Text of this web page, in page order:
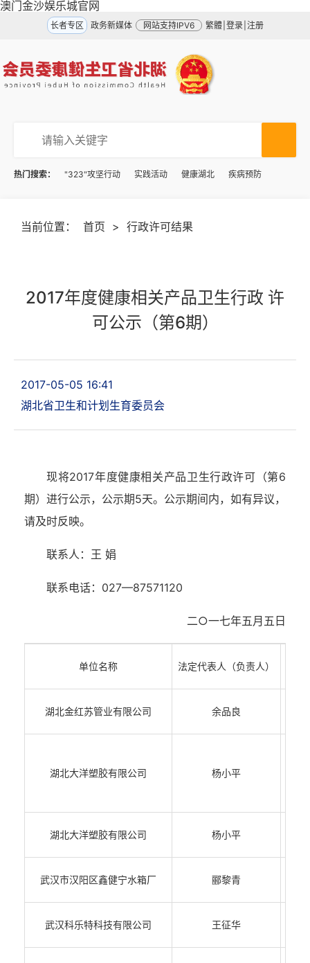
澳门金沙娱乐城官网
长者专区 政务新媒体 网站支持IPV6 繁體 登录 注册
热门搜索： "323"攻坚行动 实践活动 健康湖北 疾病预防
当前位置： 首页 > 行政许可结果
2017年度健康相关产品卫生行政 许
可公示（第6期）
2017-05-05 16:41
湖北省卫生和计划生育委员会
现将2017年度健康相关产品卫生行政许可（第6
期）进行公示，公示期5天。公示期间内，如有异议，
请及时反映。
联系人：王 娟
联系电话：027—87571120
二○一七年五月五日
单位名称 法定代表人（负责人）
湖北金红苏管业有限公司 余品良
湖北大洋塑胶有限公司 杨小平
湖北大洋塑胶有限公司 杨小平
武汉市汉阳区鑫健宁水箱厂 郦黎青
武汉科乐特科技有限公司 王征华